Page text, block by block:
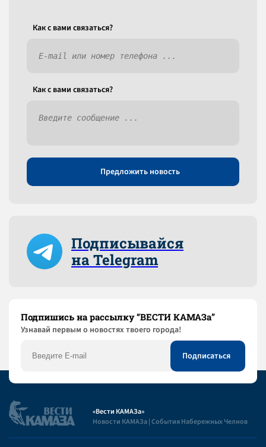
Как c вами связаться?
Как c вами связаться?
Предложить новость
Подписывайся
на Telegram
Подпишись на рассылку “ВЕСТИ КАМАЗа”
Узнaвай первым о новостях твоего города!
«Вести КАМАЗа»
Новости КАМАЗа | События Набережных Челнов